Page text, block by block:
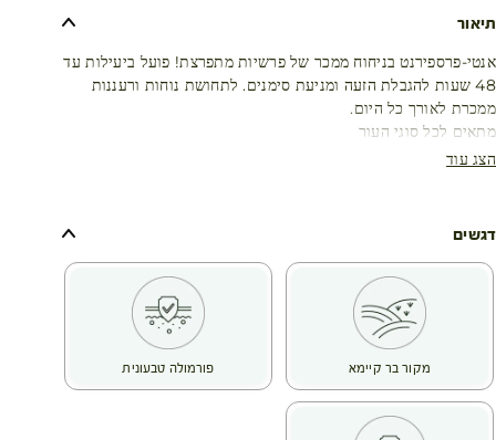
תיאור
אנטי-פרספירנט בניחוח ממכר של פרשיות מתפרצת! פועל ביעילות עד
48 שעות להגבלת הזעה ומניעת סימנים. לתחושת נוחות ורעננות
ממכרת לאורך כל היום.
מתאים לכל סוגי העור
הצג עוד
דגשים
מקור בר קיימא פורמולה טבעונית